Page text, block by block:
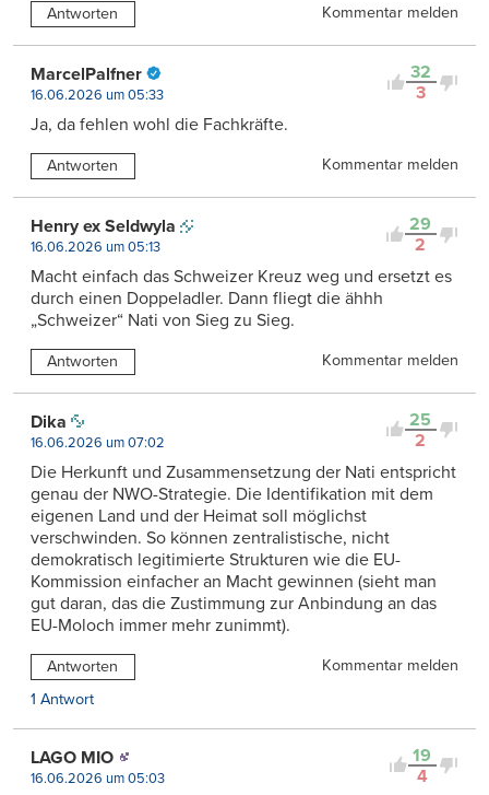
Antworten Kommentar melden
32
3
MarcelPalfner
16.06.2026 um 05:33
Ja, da fehlen wohl die Fachkräfte.
Antworten Kommentar melden
29
2
Henry ex Seldwyla
16.06.2026 um 05:13
Macht einfach das Schweizer Kreuz weg und ersetzt es
durch einen Doppeladler. Dann fliegt die ähhh
„Schweizer“ Nati von Sieg zu Sieg.
Antworten Kommentar melden
25
2
Dika
16.06.2026 um 07:02
Die Herkunft und Zusammensetzung der Nati entspricht
genau der NWO-Strategie. Die Identifikation mit dem
eigenen Land und der Heimat soll möglichst
verschwinden. So können zentralistische, nicht
demokratisch legitimierte Strukturen wie die EU-
Kommission einfacher an Macht gewinnen (sieht man
gut daran, das die Zustimmung zur Anbindung an das
EU-Moloch immer mehr zunimmt).
Antworten
Kommentar melden
1 Antwort
19
4
LAGO MIO
16.06.2026 um 05:03